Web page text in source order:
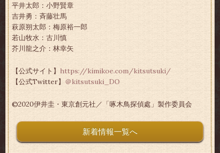
平井太郎：小野賢章
吉井勇：斉藤壮馬
萩原朔太郎：梅原裕一郎
若山牧水：古川慎
芥川龍之介：林幸矢
【公式サイト】 https://kimikoe.com/kitsutsuki/
【公式Twitter】 ＠kitsutsuki_DO
©2020伊井圭・東京創元社／「啄木鳥探偵處」製作委員会
新着情報一覧へ